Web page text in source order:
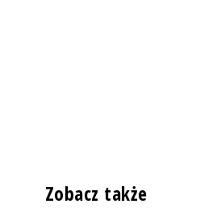
Zobacz także